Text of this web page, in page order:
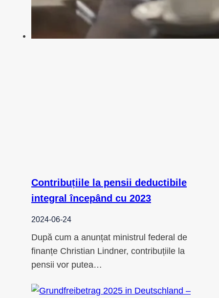
Contribuțiile la pensii deductibile
integral începând cu 2023
2024-06-24
După cum a anunțat ministrul federal de
finanțe Christian Lindner, contribuțiile la
pensii vor putea…